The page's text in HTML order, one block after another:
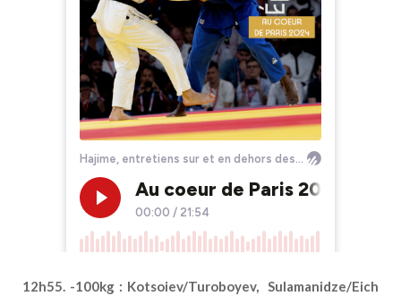
12h55. -100kg : Kotsoiev/Turoboyev, Sulamanidze/Eich